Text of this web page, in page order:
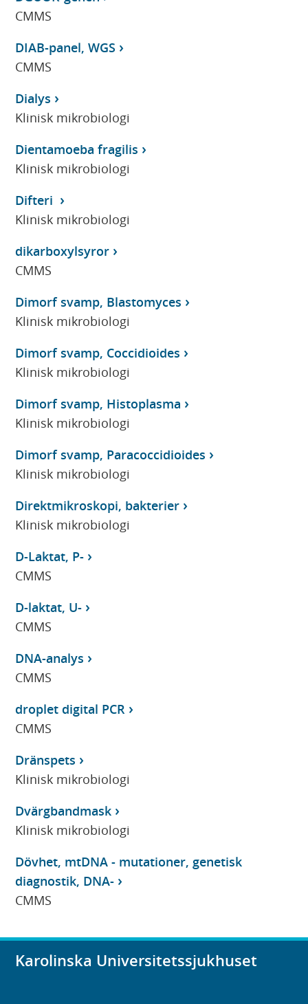
CMMS
DIAB-panel, WGS
CMMS
Dialys
Klinisk mikrobiologi
Dientamoeba fragilis
Klinisk mikrobiologi
Difteri
Klinisk mikrobiologi
dikarboxylsyror
CMMS
Dimorf svamp, Blastomyces
Klinisk mikrobiologi
Dimorf svamp, Coccidioides
Klinisk mikrobiologi
Dimorf svamp, Histoplasma
Klinisk mikrobiologi
Dimorf svamp, Paracoccidioides
Klinisk mikrobiologi
Direktmikroskopi, bakterier
Klinisk mikrobiologi
D-Laktat, P-
CMMS
D-laktat, U-
CMMS
DNA-analys
CMMS
droplet digital PCR
CMMS
Dränspets
Klinisk mikrobiologi
Dvärgbandmask
Klinisk mikrobiologi
Dövhet, mtDNA - mutationer, genetisk
diagnostik, DNA-
CMMS
Karolinska Universitetssjukhuset